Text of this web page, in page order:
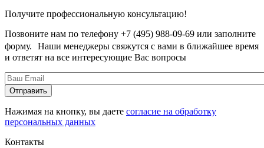
Получите профессиональную консультацию!
Позвоните нам по телефону +7 (495) 988-09-69 или заполните
форму. Наши менеджеры свяжутся с вами в ближайшее время
и ответят на все интересующие Вас вопросы
Нажимая на кнопку, вы даете согласие на обработку
персональных данных
Контакты